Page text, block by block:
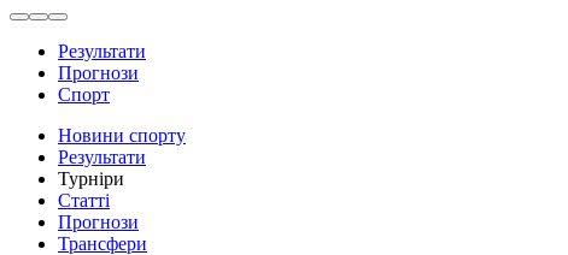
Результати
Прогнози
Спорт
Новини спорту
Результати
Турніри
Статті
Прогнози
Трансфери